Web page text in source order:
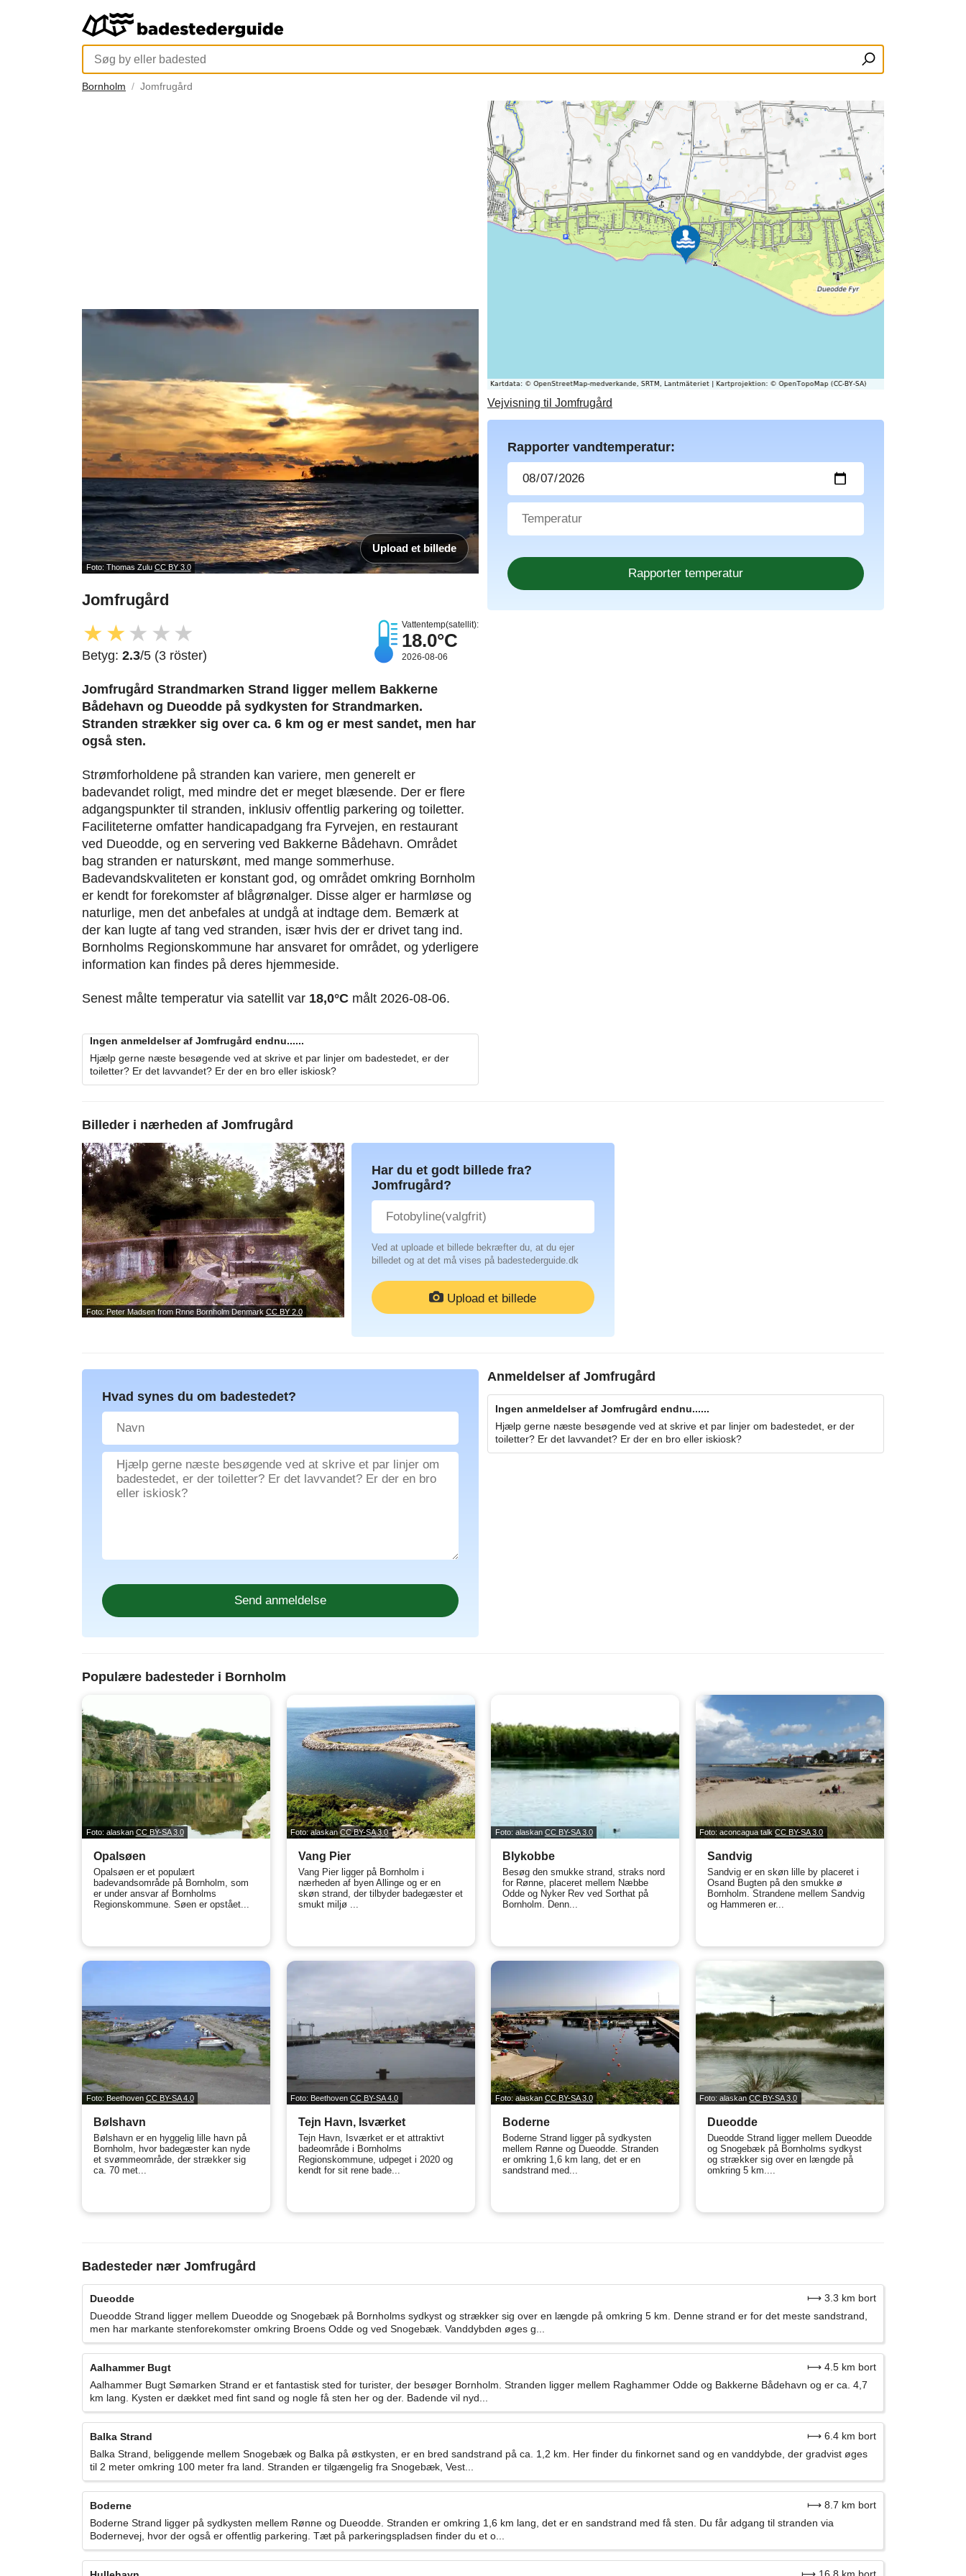
Bornholm Jomfrugård
Foto: Thomas ZuluCC BY 3.0
Upload et billede
Jomfrugård
★ ★ ★ ★ ★
Betyg: 2.3/5 (3 röster)
Vattentemp(satellit):
18.0°C
2026-08-06
Jomfrugård Strandmarken Strand ligger mellem Bakkerne
Bådehavn og Dueodde på sydkysten for Strandmarken.
Stranden strækker sig over ca. 6 km og er mest sandet, men har
også sten.
Strømforholdene på stranden kan variere, men generelt er
badevandet roligt, med mindre det er meget blæsende. Der er flere
adgangspunkter til stranden, inklusiv offentlig parkering og toiletter.
Faciliteterne omfatter handicapadgang fra Fyrvejen, en restaurant
ved Dueodde, og en servering ved Bakkerne Bådehavn. Området
bag stranden er naturskønt, med mange sommerhuse.
Badevandskvaliteten er konstant god, og området omkring Bornholm
er kendt for forekomster af blågrønalger. Disse alger er harmløse og
naturlige, men det anbefales at undgå at indtage dem. Bemærk at
der kan lugte af tang ved stranden, især hvis der er drivet tang ind.
Bornholms Regionskommune har ansvaret for området, og yderligere
information kan findes på deres hjemmeside.
Senest målte temperatur via satellit var 18,0°C målt 2026-08-06.
Ingen anmeldelser af Jomfrugård endnu......
Hjælp gerne næste besøgende ved at skrive et par linjer om badestedet, er der
toiletter? Er det lavvandet? Er der en bro eller iskiosk?
Vejvisning til Jomfrugård
Rapporter vandtemperatur:
Billeder i nærheden af Jomfrugård
Foto: Peter Madsen from Rnne Bornholm Denmark CC BY 2.0
Har du et godt billede fra?
Jomfrugård?
Ved at uploade et billede bekræfter du, at du ejer
billedet og at det må vises på badestederguide.dk
Upload et billede
Anmeldelser af Jomfrugård
Ingen anmeldelser af Jomfrugård endnu......
Hjælp gerne næste besøgende ved at skrive et par linjer om badestedet, er der
toiletter? Er det lavvandet? Er der en bro eller iskiosk?
Hvad synes du om badestedet?
Populære badesteder i Bornholm
Foto: alaskan CC BY-SA 3.0
Opalsøen
Opalsøen er et populært
badevandsområde på Bornholm, som
er under ansvar af Bornholms
Regionskommune. Søen er opstået...
Foto: alaskanCC BY-SA 3.0
Vang Pier
Vang Pier ligger på Bornholm i
nærheden af byen Allinge og er en
skøn strand, der tilbyder badegæster et
smukt miljø ...
Foto: alaskan CC BY-SA 3.0
Blykobbe
Besøg den smukke strand, straks nord
for Rønne, placeret mellem Næbbe
Odde og Nyker Rev ved Sorthat på
Bornholm. Denn...
Foto: aconcagua talkCC BY-SA 3.0
Sandvig
Sandvig er en skøn lille by placeret i
Osand Bugten på den smukke ø
Bornholm. Strandene mellem Sandvig
og Hammeren er...
Foto: Beethoven CC BY-SA 4.0
Bølshavn
Bølshavn er en hyggelig lille havn på
Bornholm, hvor badegæster kan nyde
et svømmeområde, der strækker sig
ca. 70 met...
Foto: BeethovenCC BY-SA 4.0
Tejn Havn, Isværket
Tejn Havn, Isværket er et attraktivt
badeområde i Bornholms
Regionskommune, udpeget i 2020 og
kendt for sit rene bade...
Foto: alaskan CC BY-SA 3.0
Boderne
Boderne Strand ligger på sydkysten
mellem Rønne og Dueodde. Stranden
er omkring 1,6 km lang, det er en
sandstrand med...
Foto: alaskanCC BY-SA 3.0
Dueodde
Dueodde Strand ligger mellem Dueodde
og Snogebæk på Bornholms sydkyst
og strækker sig over en længde på
omkring 5 km....
Badesteder nær Jomfrugård
Dueodde
⟼ 3.3 km bort
Dueodde Strand ligger mellem Dueodde og Snogebæk på Bornholms sydkyst og strækker sig over en længde på omkring 5 km. Denne strand er for det meste sandstrand,
men har markante stenforekomster omkring Broens Odde og ved Snogebæk. Vanddybden øges g...
Aalhammer Bugt
⟼ 4.5 km bort
Aalhammer Bugt Sømarken Strand er et fantastisk sted for turister, der besøger Bornholm. Stranden ligger mellem Raghammer Odde og Bakkerne Bådehavn og er ca. 4,7
km lang. Kysten er dækket med fint sand og nogle få sten her og der. Badende vil nyd...
Balka Strand
⟼ 6.4 km bort
Balka Strand, beliggende mellem Snogebæk og Balka på østkysten, er en bred sandstrand på ca. 1,2 km. Her finder du finkornet sand og en vanddybde, der gradvist øges
til 2 meter omkring 100 meter fra land. Stranden er tilgængelig fra Snogebæk, Vest...
Boderne
⟼ 8.7 km bort
Boderne Strand ligger på sydkysten mellem Rønne og Dueodde. Stranden er omkring 1,6 km lang, det er en sandstrand med få sten. Du får adgang til stranden via
Bodernevej, hvor der også er offentlig parkering. Tæt på parkeringspladsen finder du et o...
⟼ 16.8 km bort